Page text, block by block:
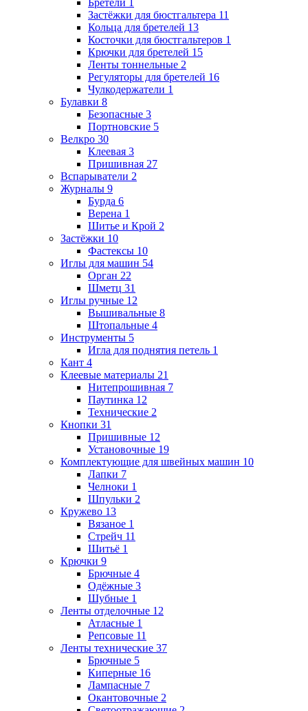
Застёжки для бюстгальтера 11
Кольца для бретелей 13
Косточки для бюстгальтеров 1
Крючки для бретелей 15
Ленты тоннельные 2
Регуляторы для бретелей 16
Чулкодержатели 1
Булавки 8
Безопасные 3
Портновские 5
Велкро 30
Клеевая 3
Пришивная 27
Вспарыватели 2
Журналы 9
Бурда 6
Верена 1
Шитье и Крой 2
Застёжки 10
Фастексы 10
Иглы для машин 54
Орган 22
Шметц 31
Иглы ручные 12
Вышивальные 8
Штопальные 4
Инструменты 5
Игла для поднятия петель 1
Кант 4
Клеевые материалы 21
Нитепрошивная 7
Паутинка 12
Технические 2
Кнопки 31
Пришивные 12
Установочные 19
Комплектующие для швейных машин 10
Лапки 7
Челноки 1
Шпульки 2
Кружево 13
Вязаное 1
Стрейч 11
Шитьё 1
Крючки 9
Брючные 4
Одёжные 3
Шубные 1
Ленты отделочные 12
Атласные 1
Репсовые 11
Ленты технические 37
Брючные 5
Киперные 16
Лампасные 7
Окантовочные 2